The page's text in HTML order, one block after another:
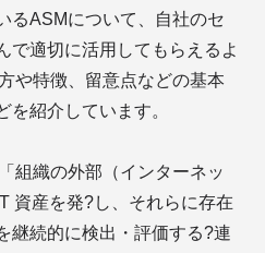
るASMについて、自社のセ
で適切に活用してもらえるよ
や特徴、留意点などの基本
を紹介しています。
組織の外部（インターネッ
資産を発?し、それらに存在
継続的に検出・評価する?連